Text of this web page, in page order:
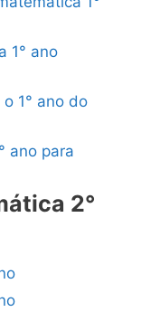
1° ano
1° ano do
ano para
2°